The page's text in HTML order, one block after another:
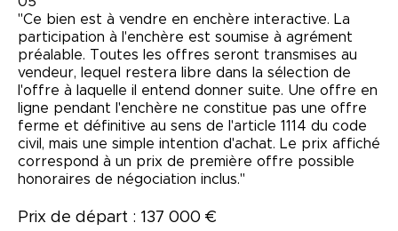
"Ce bien est à vendre en enchère interactive. La
participation à l'enchère est soumise à agrément
préalable. Toutes les offres seront transmises au
vendeur, lequel restera libre dans la sélection de
l'offre à laquelle il entend donner suite. Une offre en
ligne pendant l'enchère ne constitue pas une offre
ferme et définitive au sens de l'article 1114 du code
civil, mais une simple intention d'achat. Le prix affiché
correspond à un prix de première offre possible
honoraires de négociation inclus."
Prix de départ : 137 000 €